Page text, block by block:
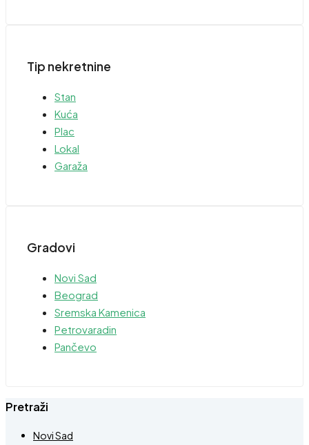
Tip nekretnine
Stan
Kuća
Plac
Lokal
Garaža
Gradovi
Novi Sad
Beograd
Sremska Kamenica
Petrovaradin
Pančevo
Pretraži
Novi Sad